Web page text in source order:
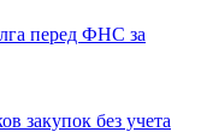
перед ФНС за
закупок без учета